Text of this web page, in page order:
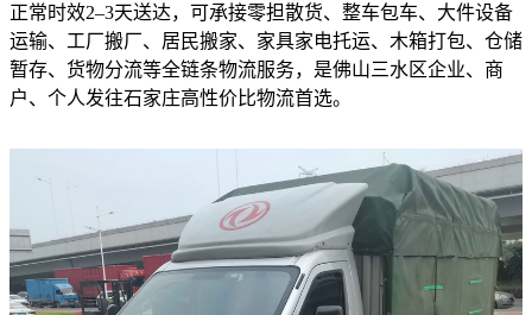
正常时效2–3天送达，可承接零担散货、整车包车、大件设备
运输、工厂搬厂、居民搬家、家具家电托运、木箱打包、仓储
暂存、货物分流等全链条物流服务，是佛山三水区企业、商
户、个人发往石家庄高性价比物流首选。